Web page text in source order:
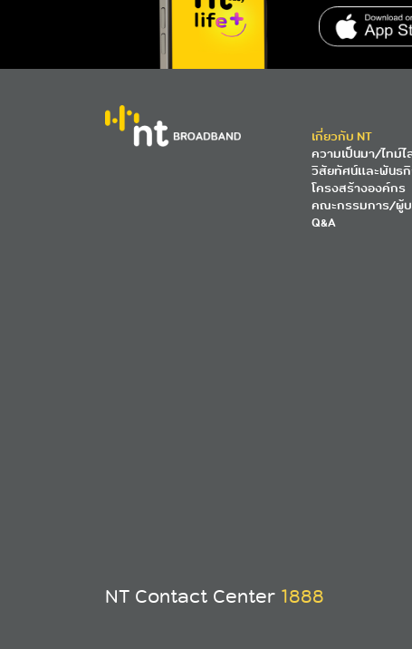
เกี่ยวกับ NT
ความเป็นมา/ไทม์ไ
วิสัยทัศน์และพันธ
โครงสร้างองค์กร
คณะกรรมการ/ผู้
Q&A
NT Contact Center 1888